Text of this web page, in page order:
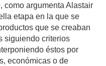
como argumenta Alastair
etapa en la que se
que se creaban
siguiendo criterios
éstos por
económicas o de